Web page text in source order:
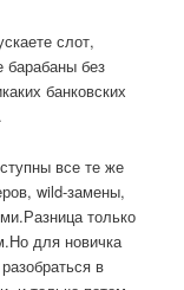
слот,
барабаны без
банковских
все те же
wild-замены,
только
для новичка
в